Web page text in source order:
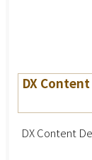
DX
DX Content